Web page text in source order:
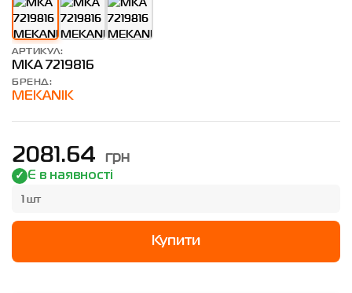
АРТИКУЛ:
MKA 7219816
БРЕНД:
MEKANIK
2081.64 грн
Є в наявності
1 шт
Купити